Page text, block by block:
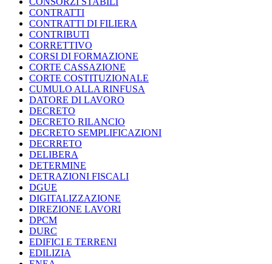
CONTRATTI
CONTRATTI DI FILIERA
CONTRIBUTI
CORRETTIVO
CORSI DI FORMAZIONE
CORTE CASSAZIONE
CORTE COSTITUZIONALE
CUMULO ALLA RINFUSA
DATORE DI LAVORO
DECRETO
DECRETO RILANCIO
DECRETO SEMPLIFICAZIONI
DECRRETO
DELIBERA
DETERMINE
DETRAZIONI FISCALI
DGUE
DIGITALIZZAZIONE
DIREZIONE LAVORI
DPCM
DURC
EDIFICI E TERRENI
EDILIZIA